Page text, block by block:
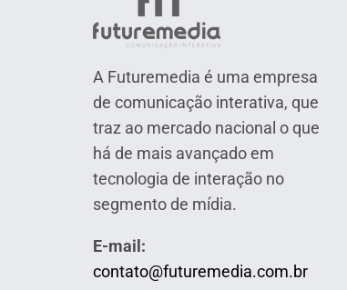
A Futuremedia é uma empresa
de comunicação interativa, que
traz ao mercado nacional o que
há de mais avançado em
tecnologia de interação no
segmento de mídia.
E-mail:
contato@futuremedia.com.br